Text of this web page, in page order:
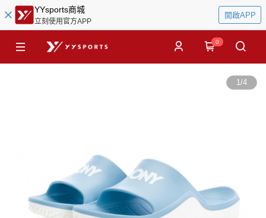
YYsports商城
立刻使用官方APP
開啟APP
0
1/4